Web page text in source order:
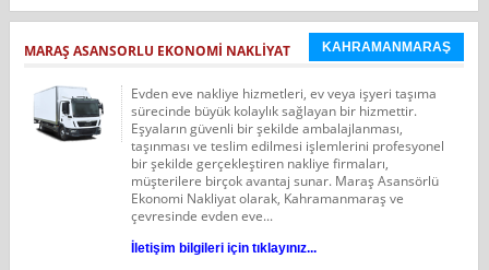
MARAŞ ASANSORLU EKONOMI NAKLIYAT KAHRAMANMARAŞ
Evden eve nakliye hizmetleri, ev veya işyeri taşıma
sürecinde büyük kolaylık sağlayan bir hizmettir.
Eşyaların güvenli bir şekilde ambalajlanması,
taşınması ve teslim edilmesi işlemlerini profesyonel
bir şekilde gerçekleştiren nakliye firmaları,
müşterilere birçok avantaj sunar. Maraş Asansörlü
Ekonomi Nakliyat olarak, Kahramanmaraş ve
çevresinde evden eve...
İletişim bilgileri için tıklayınız...